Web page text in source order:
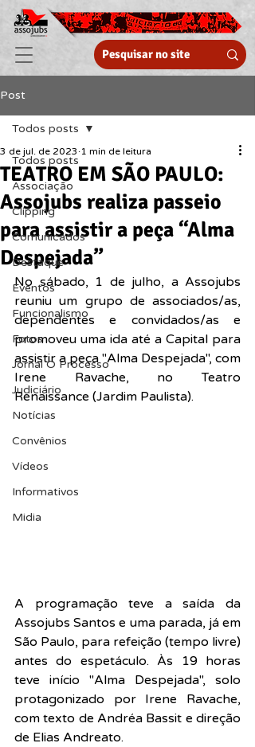
Post
Todos posts
Associação
Clipping
Comunicados
Destaque
Eventos
Funcionalismo
Fotos
Jornal O Processo
Judiciário
Notícias
Convênios
Vídeos
Informativos
Midia
Todos posts
TEATRO EM SÃO PAULO:
Assojubs realiza passeio
para assistir a peça “Alma
Despejada”
3 de jul. de 2023 1 min de leitura
No sábado, 1 de julho, a Assojubs
reuniu um grupo de associados/as,
dependentes e convidados/as e
promoveu uma ida até a Capital para
assistir a peça "Alma Despejada", com
Irene Ravache, no Teatro
Renaissance (Jardim Paulista).
A programação teve a saída da
Assojubs Santos e uma parada, já em
São Paulo, para refeição (tempo livre)
antes do espetáculo. Às 19 horas
teve início "Alma Despejada", solo
protagonizado por Irene Ravache,
com texto de Andréa Bassit e direção
de Elias Andreato.